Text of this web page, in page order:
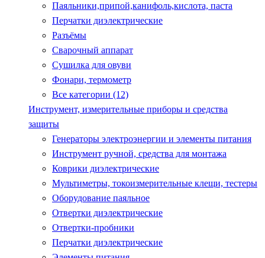
Паяльники,припой,канифоль,кислота, паста
Перчатки диэлектрические
Разъёмы
Сварочный аппарат
Сушилка для овуви
Фонари, термометр
Все категории (12)
Инструмент, измерительные приборы и средства
защиты
Генераторы электроэнергии и элементы питания
Инструмент ручной, средства для монтажа
Коврики диэлектрические
Мультиметры, токоизмерительные клещи, тестеры
Оборудование паяльное
Отвертки диэлектрические
Отвертки-пробники
Перчатки диэлектрические